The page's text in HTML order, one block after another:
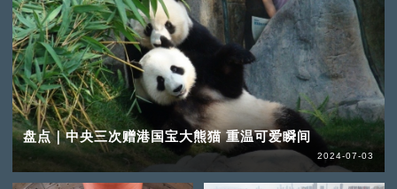
盘点｜中央三次赠港国宝大熊猫 重温可爱瞬间
2024-07-03